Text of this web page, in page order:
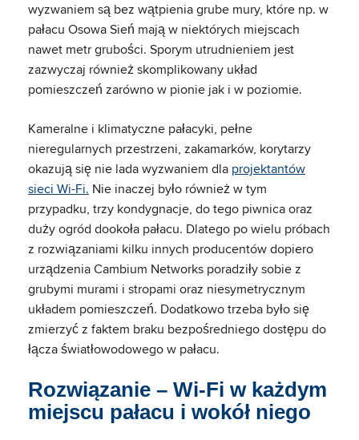
wyzwaniem są bez wątpienia grube mury, które np. w
pałacu Osowa Sień mają w niektórych miejscach
nawet metr grubości. Sporym utrudnieniem jest
zazwyczaj również skomplikowany układ
pomieszczeń zarówno w pionie jak i w poziomie.
Kameralne i klimatyczne pałacyki, pełne
nieregularnych przestrzeni, zakamarków, korytarzy
okazują się nie lada wyzwaniem dla projektantów
sieci Wi-Fi. Nie inaczej było również w tym
przypadku, trzy kondygnacje, do tego piwnica oraz
duży ogród dookoła pałacu. Dlatego po wielu próbach
z rozwiązaniami kilku innych producentów dopiero
urządzenia Cambium Networks poradziły sobie z
grubymi murami i stropami oraz niesymetrycznym
układem pomieszczeń. Dodatkowo trzeba było się
zmierzyć z faktem braku bezpośredniego dostępu do
łącza światłowodowego w pałacu.
Rozwiązanie – Wi-Fi w każdym
miejscu pałacu i wokół niego